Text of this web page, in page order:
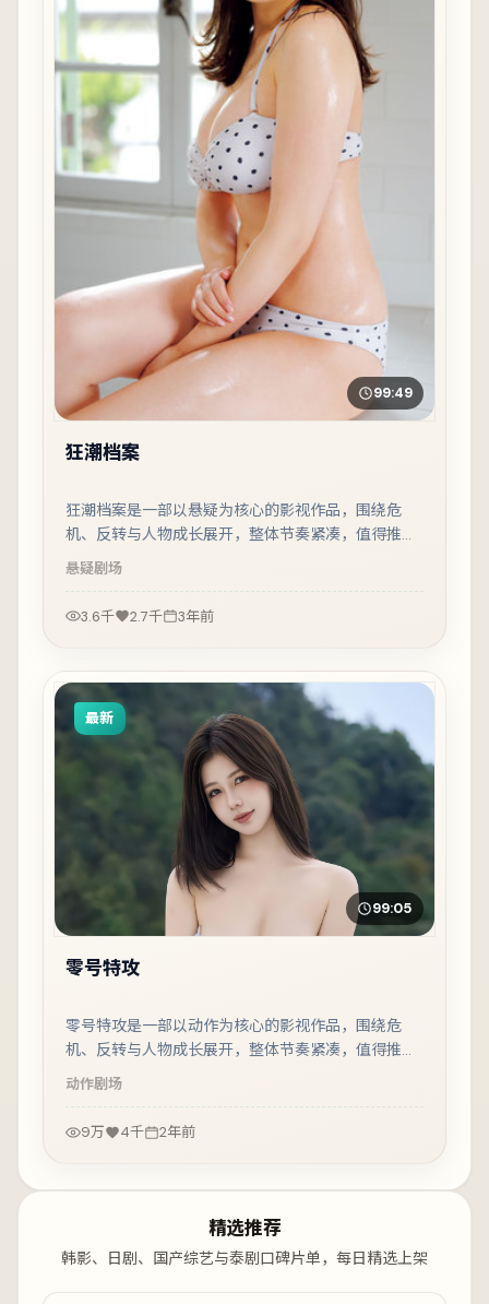
99:49
狂潮档案
狂潮档案是一部以悬疑为核心的影视作品，围绕危
机、反转与人物成长展开，整体节奏紧凑，值得推荐
观看。
悬疑剧场
3.6千 2.7千 3年前
最新
99:05
零号特攻
零号特攻是一部以动作为核心的影视作品，围绕危
机、反转与人物成长展开，整体节奏紧凑，值得推荐
观看。
动作剧场
9万 4千 2年前
精选推荐
韩影、日剧、国产综艺与泰剧口碑片单，每日精选上架